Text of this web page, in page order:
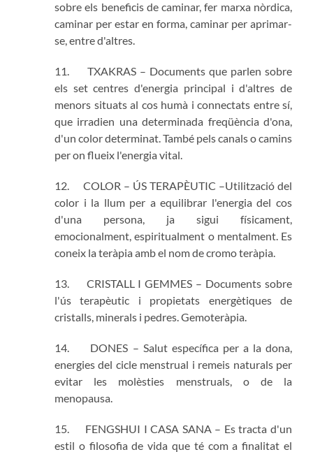
sobre els beneficis de caminar, fer marxa nòrdica,
caminar per estar en forma, caminar per aprimar-
se, entre d'altres.
11. TXAKRAS – Documents que parlen sobre
els set centres d'energia principal i d'altres de
menors situats al cos humà i connectats entre sí,
que irradien una determinada freqüència d'ona,
d'un color determinat. També pels canals o camins
per on flueix l'energia vital.
12. COLOR – ÚS TERAPÈUTIC –Utilització del
color i la llum per a equilibrar l'energia del cos
d'una persona, ja sigui físicament,
emocionalment, espiritualment o mentalment. Es
coneix la teràpia amb el nom de cromo teràpia.
13. CRISTALL I GEMMES – Documents sobre
l'ús terapèutic i propietats energètiques de
cristalls, minerals i pedres. Gemoteràpia.
14. DONES – Salut específica per a la dona,
energies del cicle menstrual i remeis naturals per
evitar les molèsties menstruals, o de la
menopausa.
15. FENGSHUI I CASA SANA – Es tracta d'un
estil o filosofia de vida que té com a finalitat el